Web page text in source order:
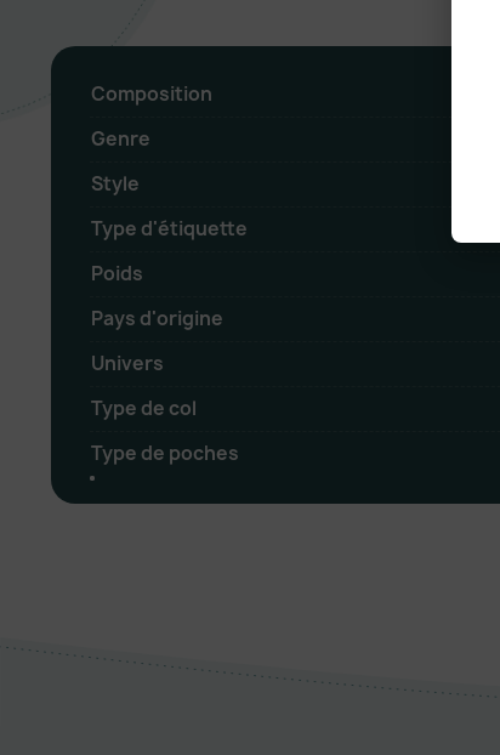
Composition
Genre
Style
Type d'étiquette
Poids
Pays d'origine
Univers
Type de col
Type de poches